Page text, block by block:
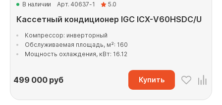
В наличии Арт. 40637-1 5.0
Кассетный кондиционер IGC ICХ-V60HSDC/U
Компрессор: инверторный
Обслуживаемая площадь, м²: 160
Мощность охлаждения, кВт: 16.12
499 000руб Купить